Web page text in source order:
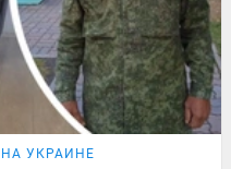
УКРАИНЕ